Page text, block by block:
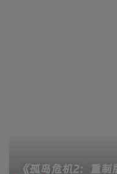
《孤岛危机2：重